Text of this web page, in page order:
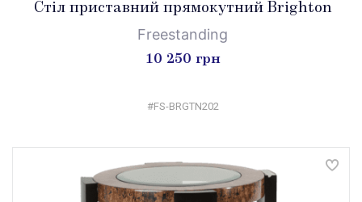
Стіл приставний прямокутний Brighton
Freestanding
10 250 грн
#FS-BRGTN202